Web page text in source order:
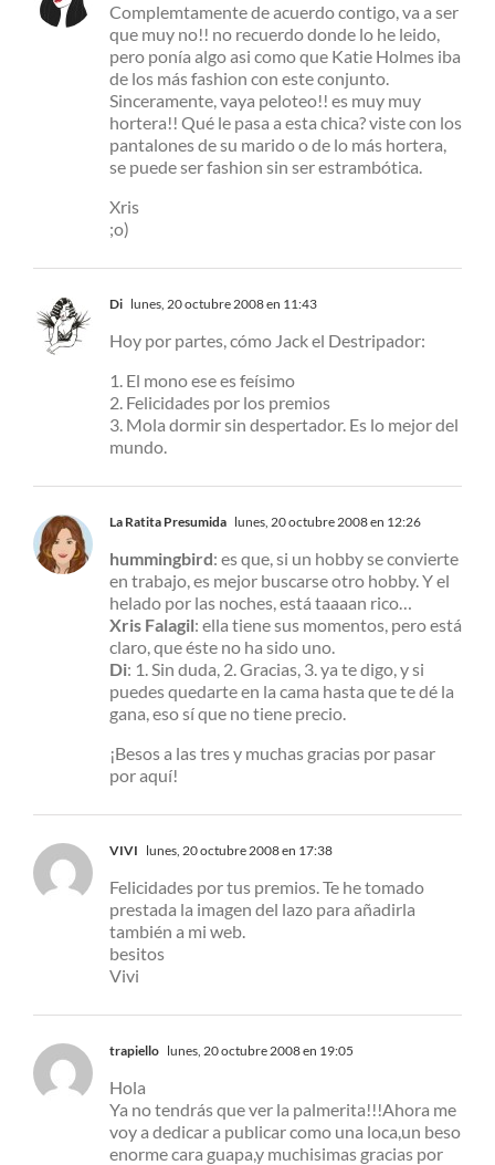
Complemtamente de acuerdo contigo, va a ser
que muy no!! no recuerdo donde lo he leido,
pero ponía algo asi como que Katie Holmes iba
de los más fashion con este conjunto.
Sinceramente, vaya peloteo!! es muy muy
hortera!! Qué le pasa a esta chica? viste con los
pantalones de su marido o de lo más hortera,
se puede ser fashion sin ser estrambótica.
Xris
;o)
Di lunes, 20 octubre 2008 en 11:43
Hoy por partes, cómo Jack el Destripador:
1. El mono ese es feísimo
2. Felicidades por los premios
3. Mola dormir sin despertador. Es lo mejor del
mundo.
La Ratita Presumida lunes, 20 octubre 2008 en 12:26
hummingbird: es que, si un hobby se convierte
en trabajo, es mejor buscarse otro hobby. Y el
helado por las noches, está taaaan rico…
Xris Falagil: ella tiene sus momentos, pero está
claro, que éste no ha sido uno.
Di: 1. Sin duda, 2. Gracias, 3. ya te digo, y si
puedes quedarte en la cama hasta que te dé la
gana, eso sí que no tiene precio.
¡Besos a las tres y muchas gracias por pasar
por aquí!
VIVI lunes, 20 octubre 2008 en 17:38
Felicidades por tus premios. Te he tomado
prestada la imagen del lazo para añadirla
también a mi web.
besitos
Vivi
trapiello lunes, 20 octubre 2008 en 19:05
Hola
Ya no tendrás que ver la palmerita!!!Ahora me
voy a dedicar a publicar como una loca,un beso
enorme cara guapa,y muchisimas gracias por